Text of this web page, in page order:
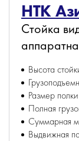
НТК
Стойка
Высота
Размер
Полная
Суммарная
Выдвижная